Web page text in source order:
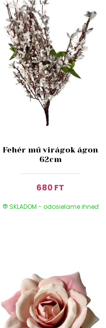
Fehér mű virágok ágon
62cm
680 FT
SKLADOM - odosielame ihneď